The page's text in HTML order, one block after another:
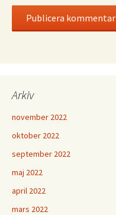
Arkiv
november 2022
oktober 2022
september 2022
maj 2022
april 2022
mars 2022